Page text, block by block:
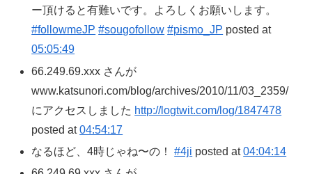
ー頂けると有難いです。よろしくお願いします。
#followmeJP #sougofollow #pismo_JP posted at
05:05:49
66.249.69.xxx さんが
www.katsunori.com/blog/archives/2010/11/03_2359/
にアクセスしました http://logtwit.com/log/1847478
posted at04:54:17
なるほど、4時じゃね〜の！#4ji posted at04:04:14